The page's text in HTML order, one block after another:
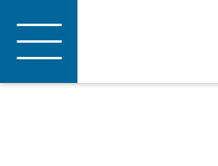
Toggle
navigation